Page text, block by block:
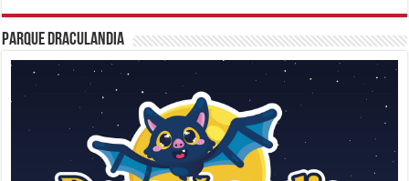
Parque Draculandia